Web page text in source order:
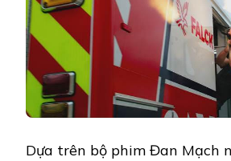
Dựa trên bộ phim Đan Mạch